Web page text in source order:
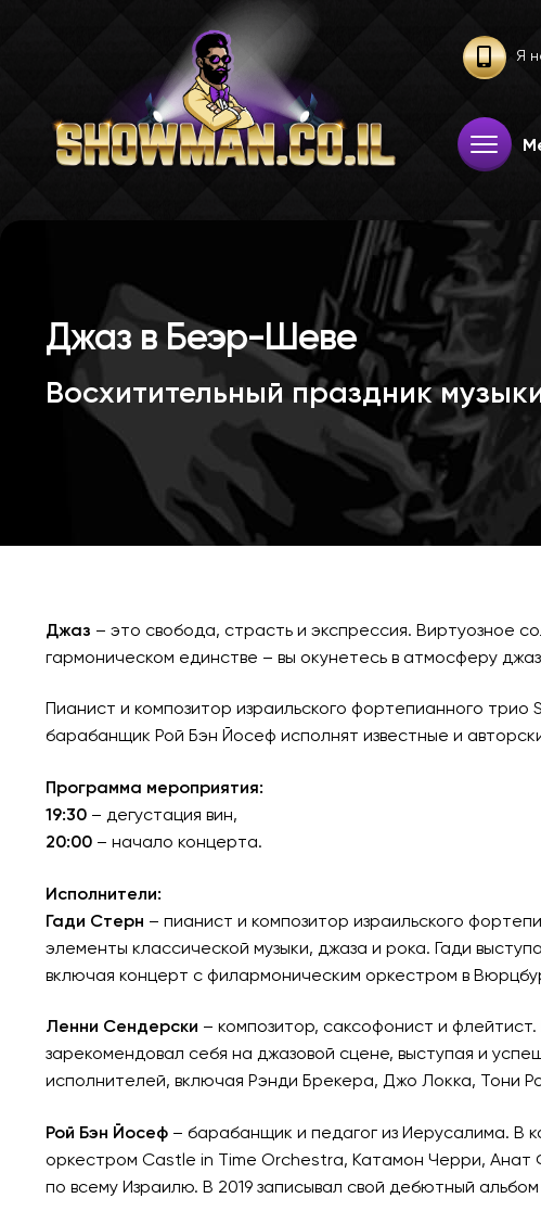
Я
Джаз в Беэр-Шеве
Восхитительный праздник
Джаз – это свобода, страсть и экспрессия. Виртуозное
гармоническом единстве – вы окунетесь в атмосферу
Пианист и композитор израильского фортепианного
барабанщик Рой Бэн Йосеф исполнят известные и
Программа мероприятия:
19:30– дегустация вин,
20:00– начало концерта.
Исполнители:
Гади Стерн – пианист и композитор израильского
элементы классической музыки, джаза и рока. Гади
включая концерт с филармоническим оркестром в
Ленни Сендерски – композитор, саксофонист и
зарекомендовал себя на джазовой сцене, выступая и
исполнителей, включая Рэнди Брекера, Джо Локка, Тони
Рой Бэн Йосеф– барабанщик и педагог из Иерусалима. В
оркестром Castle in Time Orchestra, Катамон Черри, Анат
по всему Израилю. В 2019 записывал свой дебютный